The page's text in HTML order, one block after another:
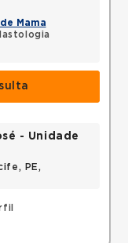
Mama
- Unidade
PE,